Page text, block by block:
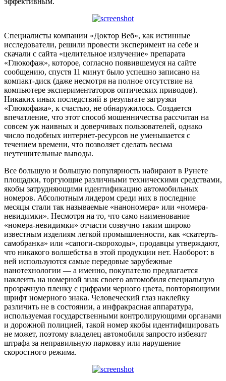
Специалисты компании «Доктор Веб», как истинные
исследователи, решили провести эксперимент на себе и
скачали с сайта «целительное излучение» препарата
«Глюкофаж», которое, согласно появившемуся на сайте
сообщению, спустя 11 минут было успешно записано на
компакт-диск (даже несмотря на полное отсутствие на
компьютере экспериментаторов оптических приводов).
Никаких иных последствий в результате загрузки
«Глюкофажа», к счастью, не обнаружилось. Создается
впечатление, что этот способ мошенничества рассчитан на
совсем уж наивных и доверчивых пользователей, однако
число подобных интернет-ресурсов не уменьшается с
течением времени, что позволяет сделать весьма
неутешительные выводы.
Все большую и большую популярность набирают в Рунете
площадки, торгующие различными техническими средствами,
якобы затрудняющими идентификацию автомобильных
номеров. Абсолютным лидером среди них в последние
месяцы стали так называемые «нанономера» или «номера-
невидимки». Несмотря на то, что само наименование
«номера-невидимки» отчасти созвучно таким широко
известным изделиям легкой промышленности, как «скатерть-
самобранка» или «сапоги-скороходы», продавцы утверждают,
что никакого волшебства в этой продукции нет. Наоборот: в
ней используются самые передовые зарубежные
нанотехнологии — а именно, покупателю предлагается
наклеить на номерной знак своего автомобиля специальную
прозрачную пленку с цифрами черного цвета, повторяющими
шрифт номерного знака. Человеческий глаз наклейку
различить не в состоянии, а инфракрасная аппаратура,
используемая государственными контролирующими органами
и дорожной полицией, такой номер якобы идентифицировать
не может, поэтому владелец автомобиля запросто избежит
штрафа за неправильную парковку или нарушение
скоростного режима.